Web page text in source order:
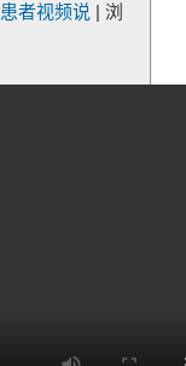
患者视频说 | 浏